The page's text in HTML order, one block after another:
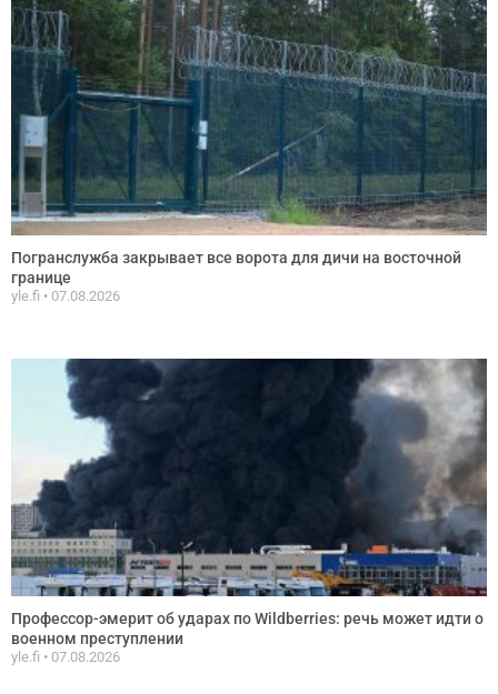
Погранслужба закрывает все ворота для дичи на восточной
границе
yle.fi 07.08.2026
Профессор-эмерит об ударах по Wildberries: речь может идти о
военном преступлении
yle.fi 07.08.2026